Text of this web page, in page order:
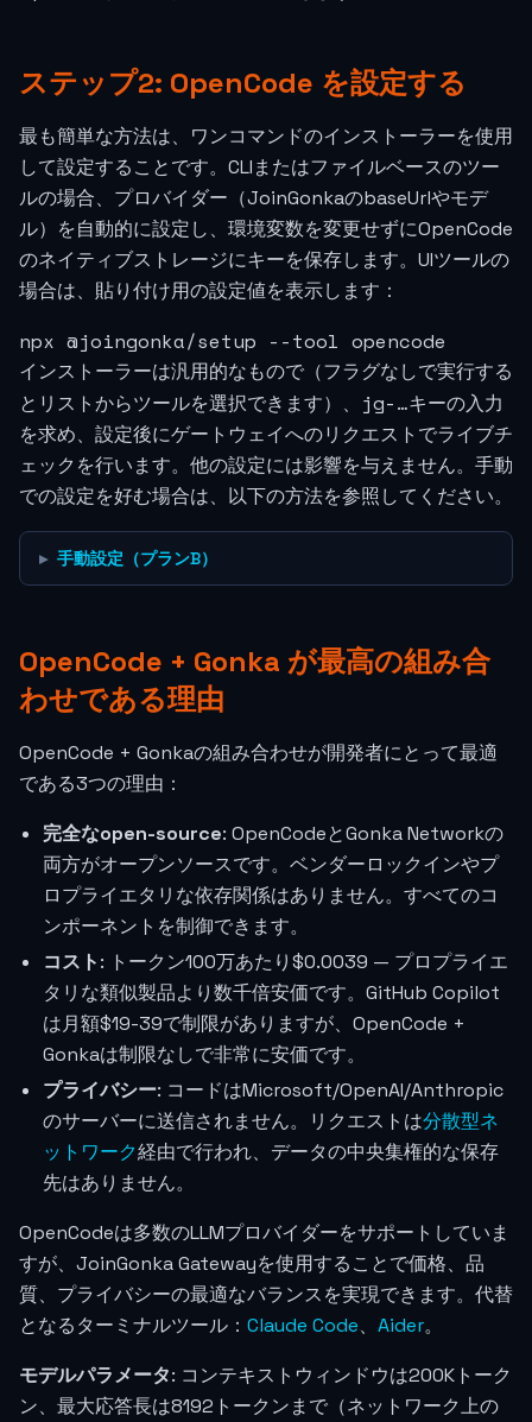
ステップ2: OpenCode を設定する
最も簡単な方法は、ワンコマンドのインストーラーを使用
して設定することです。CLIまたはファイルベースのツー
ルの場合、プロバイダー（JoinGonkaのbaseUrlやモデ
ル）を自動的に設定し、環境変数を変更せずにOpenCode
のネイティブストレージにキーを保存します。UIツールの
場合は、貼り付け用の設定値を表示します：
npx @joingonka/setup --tool opencode
インストーラーは汎用的なもので（フラグなしで実行する
とリストからツールを選択できます）、 jg-…キーの入力
を求め、設定後にゲートウェイへのリクエストでライブチ
ェックを行います。他の設定には影響を与えません。手動
での設定を好む場合は、以下の方法を参照してください。
手動設定（プランB）
OpenCode + Gonka が最高の組み合
わせである理由
OpenCode + Gonkaの組み合わせが開発者にとって最適
である3つの理由：
完全なopen-source: OpenCodeとGonka Networkの
両方がオープンソースです。ベンダーロックインやプ
ロプライエタリな依存関係はありません。すべてのコ
ンポーネントを制御できます。
コスト: トークン100万あたり$0.0039 — プロプライエ
タリな類似製品より数千倍安価です。GitHub Copilot
は月額$19-39で制限がありますが、OpenCode +
Gonkaは制限なしで非常に安価です。
プライバシー: コードはMicrosoft/OpenAI/Anthropic
のサーバーに送信されません。リクエストは分散型ネ
ットワーク経由で行われ、データの中央集権的な保存
先はありません。
OpenCodeは多数のLLMプロバイダーをサポートしていま
すが、JoinGonka Gatewayを使用することで価格、品
質、プライバシーの最適なバランスを実現できます。代替
となるターミナルツール： Claude Code、 Aider。
モデルパラメータ: コンテキストウィンドウは200Kトーク
ン、最大応答長は8192トークンまで（ネットワーク上の